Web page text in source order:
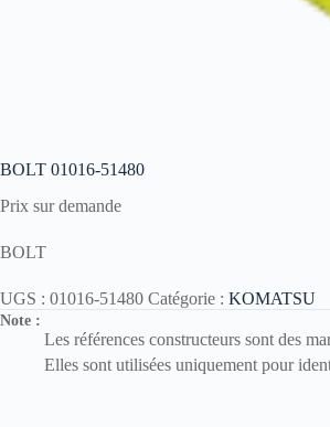
BOLT 01016-51480
Prix sur demande
BOLT
UGS : 01016-51480 Catégorie : KOMATSU
Note :
Les références constructeurs sont des
Elles sont utilisées uniquement pour